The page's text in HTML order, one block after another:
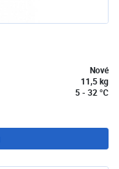
Nové
11,5 kg
5 - 32 °C